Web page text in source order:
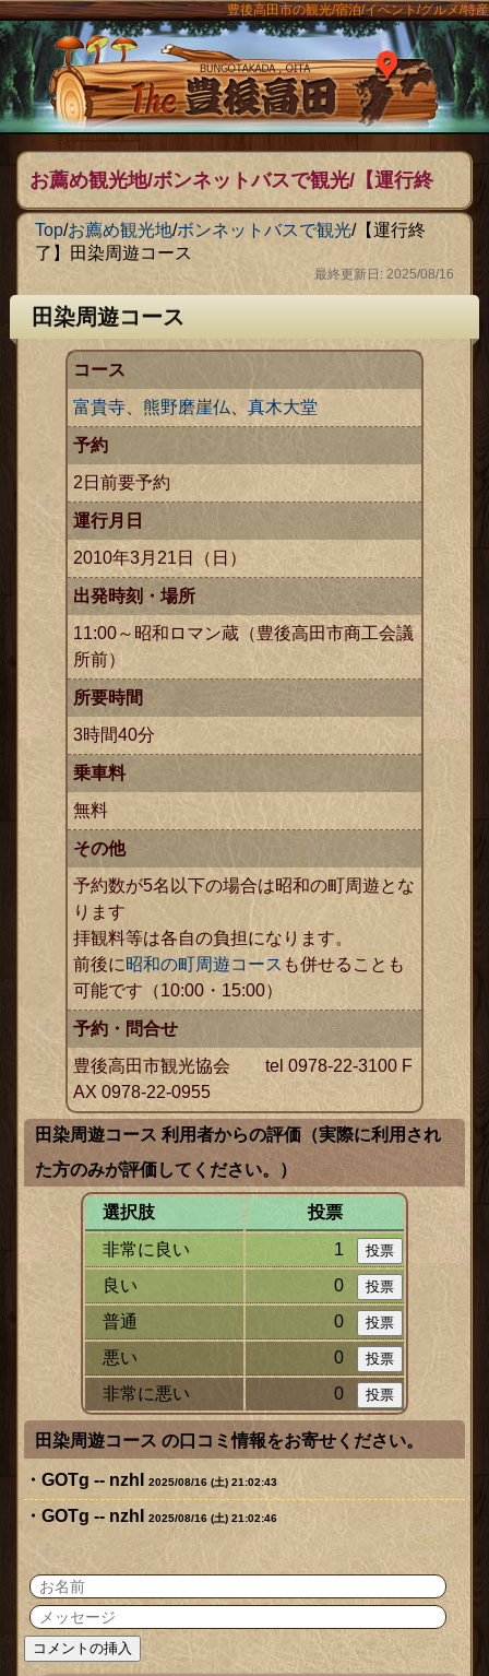
豊後高田市の観光/宿泊/イベント/グルメ/特産
The豊後
お薦め観光地/ボンネットバスで観光/【運行終
了】田染周遊コース
Top/お薦め観光地/ボンネットバスで観光/【運行終
了】田染周遊コース
最終更新日: 2025/08/16
田染周遊コース
コース
富貴寺 、熊野磨崖仏 、真木大堂
予約
2日前要予約
運行月日
2010年3月21日（日）
出発時刻・場所
11:00～昭和ロマン蔵（豊後高田市商工会議
所前）
所要時間
3時間40分
乗車料
無料
その他
予約数が5名以下の場合は昭和の町周遊とな
ります
拝観料等は各自の負担になります。
前後に昭和の町周遊コース も併せることも
可能です（10:00・15:00）
予約・問合せ
豊後高田市観光協会 tel 0978-22-3100 F
AX 0978-22-0955
田染周遊コース 利用者からの評価（実際に利用され
た方のみが評価してください。）
選択肢
投票
非常に良い
1
良い
0
普通
0
悪い
0
非常に悪い
0
田染周遊コース の口コミ情報をお寄せください。
GOTg -- nzhI 2025/08/16 (土) 21:02:43
GOTg -- nzhI 2025/08/16 (土) 21:02:46
メニュー